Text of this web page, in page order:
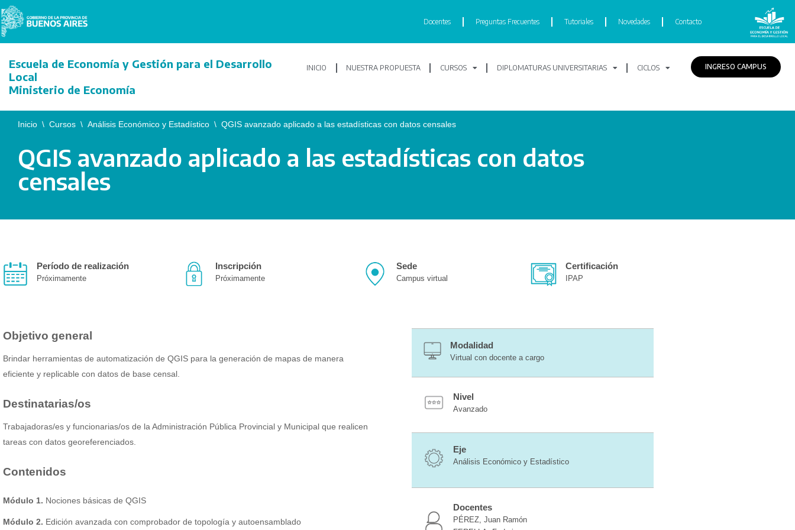
Saltar
contenido
Docentes Preguntas Frecuentes Tutoriales Novedades Contacto
Escuela de Economía y Gestión para el Desarrollo
Local
Ministerio de Economía
INICIO NUESTRA PROPUESTA CURSOS DIPLOMATURAS UNIVERSITARIAS CICLOS INGRESO CAMPUS
Inicio \ Cursos \ Análisis Económico y Estadístico \ QGIS avanzado aplicado a las estadísticas con datos censales
QGIS avanzado aplicado a las estadísticas con datos
censales
Período de realización
Próximamente
Inscripción
Próximamente
Sede
Campus virtual
Certificación
IPAP
Objetivo general
Brindar herramientas de automatización de QGIS para la generación de mapas de manera
eficiente y replicable con datos de base censal.
Destinatarias/os
Trabajadoras/es y funcionarias/os de la Administración Pública Provincial y Municipal que realicen
tareas con datos georeferenciados.
Contenidos
Módulo 1. Nociones básicas de QGIS
Módulo 2. Edición avanzada con comprobador de topología y autoensamblado
Modalidad
Virtual con docente a cargo
Nivel
Avanzado
Eje
Análisis Económico y Estadístico
Docentes
PÉREZ, Juan Ramón